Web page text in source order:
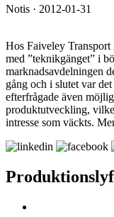
Notis · 2012-01-31
Hos Faiveley Transport
med ”teknikgänget” i
marknadsavdelningen
gång och i slutet var
efterfrågade även
produktutveckling,
intresse som väckts.